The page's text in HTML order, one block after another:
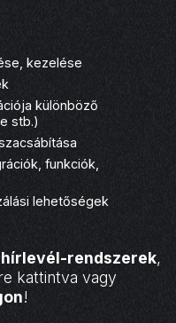
kezelése
különböző
stb.)
funkciók,
lehetőségek
hírlevél-rendszerek,
kattintva vagy
!